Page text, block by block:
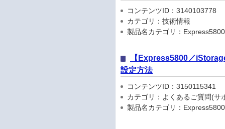
コンテンツID：3140103778
カテゴリ：技術情報
製品名カテゴリ：
【Express5800／
設定方法
コンテンツID：3150115341
カテゴリ：よくあるご質問(サ
製品名カテゴリ：